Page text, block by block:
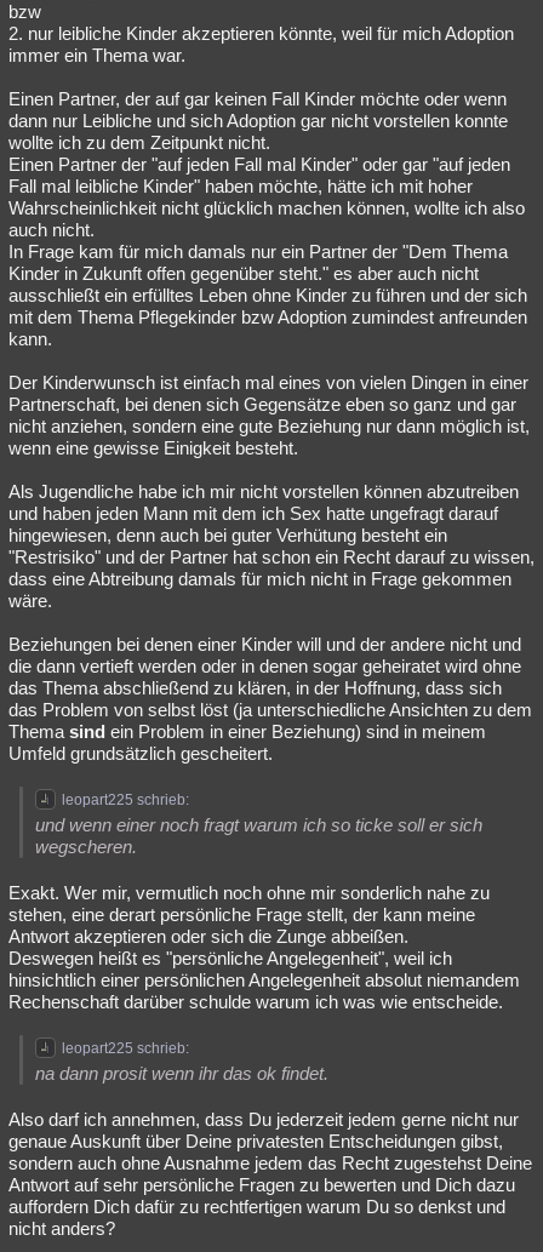
bzw
2. nur leibliche Kinder akzeptieren könnte, weil für mich Adoption
immer ein Thema war.
Einen Partner, der auf gar keinen Fall Kinder möchte oder wenn
dann nur Leibliche und sich Adoption gar nicht vorstellen konnte
wollte ich zu dem Zeitpunkt nicht.
Einen Partner der "auf jeden Fall mal Kinder" oder gar "auf jeden
Fall mal leibliche Kinder" haben möchte, hätte ich mit hoher
Wahrscheinlichkeit nicht glücklich machen können, wollte ich also
auch nicht.
In Frage kam für mich damals nur ein Partner der "Dem Thema
Kinder in Zukunft offen gegenüber steht." es aber auch nicht
ausschließt ein erfülltes Leben ohne Kinder zu führen und der sich
mit dem Thema Pflegekinder bzw Adoption zumindest anfreunden
kann.
Der Kinderwunsch ist einfach mal eines von vielen Dingen in einer
Partnerschaft, bei denen sich Gegensätze eben so ganz und gar
nicht anziehen, sondern eine gute Beziehung nur dann möglich ist,
wenn eine gewisse Einigkeit besteht.
Als Jugendliche habe ich mir nicht vorstellen können abzutreiben
und haben jeden Mann mit dem ich Sex hatte ungefragt darauf
hingewiesen, denn auch bei guter Verhütung besteht ein
"Restrisiko" und der Partner hat schon ein Recht darauf zu wissen,
dass eine Abtreibung damals für mich nicht in Frage gekommen
wäre.
Beziehungen bei denen einer Kinder will und der andere nicht und
die dann vertieft werden oder in denen sogar geheiratet wird ohne
das Thema abschließend zu klären, in der Hoffnung, dass sich
das Problem von selbst löst (ja unterschiedliche Ansichten zu dem
Thema sind ein Problem in einer Beziehung) sind in meinem
Umfeld grundsätzlich gescheitert.
leopart225 schrieb:
und wenn einer noch fragt warum ich so ticke soll er sich
wegscheren.
Exakt. Wer mir, vermutlich noch ohne mir sonderlich nahe zu
stehen, eine derart persönliche Frage stellt, der kann meine
Antwort akzeptieren oder sich die Zunge abbeißen.
Deswegen heißt es "persönliche Angelegenheit", weil ich
hinsichtlich einer persönlichen Angelegenheit absolut niemandem
Rechenschaft darüber schulde warum ich was wie entscheide.
leopart225 schrieb:
na dann prosit wenn ihr das ok findet.
Also darf ich annehmen, dass Du jederzeit jedem gerne nicht nur
genaue Auskunft über Deine privatesten Entscheidungen gibst,
sondern auch ohne Ausnahme jedem das Recht zugestehst Deine
Antwort auf sehr persönliche Fragen zu bewerten und Dich dazu
auffordern Dich dafür zu rechtfertigen warum Du so denkst und
nicht anders?